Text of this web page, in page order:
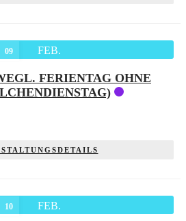
09 FEB.
FERIENTAG OHNE
10 FEB.